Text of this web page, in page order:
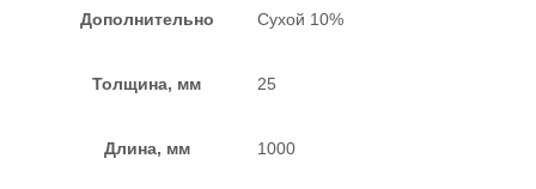
Дополнительно Сухой 10%
Толщина, мм 25
Длина, мм 1000